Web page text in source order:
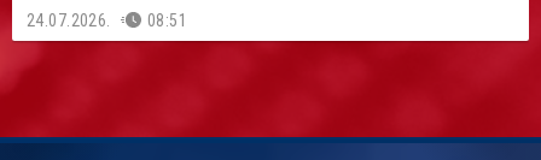
24.07.2026. 08:51